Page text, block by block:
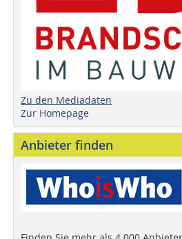
Zu den Mediadaten
Zur Homepage
Anbieter finden